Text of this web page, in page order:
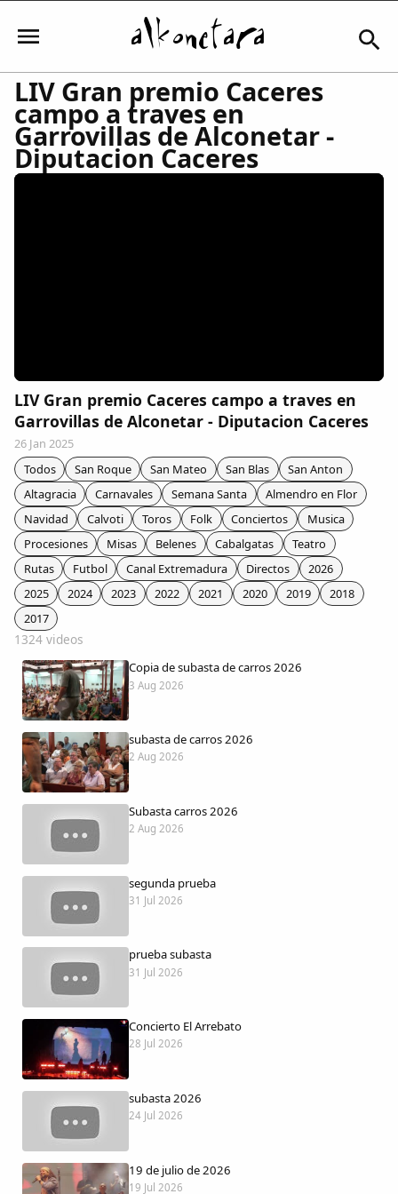
Iniciar sesión
Colaboradores
AlkoTV
Biblioteca
Periódico Alconétar
Foros
Idiosincrasia
Diccionario
Traductor
Dichos
Cancionero Local
Apodos
Peñas
La palra
Modo oscuro
LIV Gran premio Caceres
campo a traves en
Garrovillas de Alconetar -
Diputacion Caceres
LIV Gran premio Caceres campo a traves en
Garrovillas de Alconetar - Diputacion Caceres
26 Jan 2025
Todos
San Roque San Mateo San Blas
San Anton
Altagracia
Carnavales Semana Santa
Almendro en Flor
Navidad
Calvoti Toros Folk Conciertos
Musica
Procesiones
Misas Belenes Cabalgatas
Teatro
Rutas
Futbol Canal Extremadura Directos
2026
2025
2024 2023 2022 2021 2020 2019
2018
2017
1324 videos
Copia de subasta de carros 2026
3 Aug 2026
subasta de carros 2026
2 Aug 2026
Subasta carros 2026
2 Aug 2026
segunda prueba
31 Jul 2026
prueba subasta
31 Jul 2026
Concierto El Arrebato
28 Jul 2026
subasta 2026
24 Jul 2026
19 de julio de 2026
19 Jul 2026